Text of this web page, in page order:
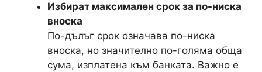
Избират максимален срок за по-ниска
вноска
По-дълъг срок означава по-ниска
вноска, но значително по-голяма обща
сума, изплатена към банката. Важно е